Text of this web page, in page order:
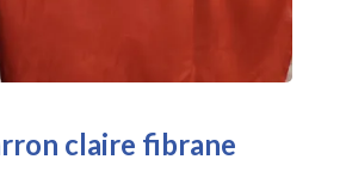
Tissu uni marron claire fibrane